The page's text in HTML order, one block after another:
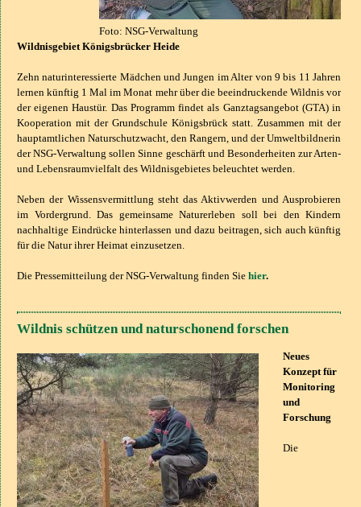
Foto: NSG-Verwaltung
Wildnisgebiet Königsbrücker Heide
Zehn naturinteressierte Mädchen und Jungen im Alter von 9 bis 11 Jahren
lernen künftig 1 Mal im Monat mehr über die beeindruckende Wildnis vor
der eigenen Haustür. Das Programm findet als Ganztagsangebot (GTA) in
Kooperation mit der Grundschule Königsbrück statt. Zusammen mit der
hauptamtlichen Naturschutzwacht, den Rangern, und der Umweltbildnerin
der NSG-Verwaltung sollen Sinne geschärft und Besonderheiten zur Arten-
und Lebensraumvielfalt des Wildnisgebietes beleuchtet werden.
Neben der Wissensvermittlung steht das Aktivwerden und Ausprobieren
im Vordergrund. Das gemeinsame Naturerleben soll bei den Kindern
nachhaltige Eindrücke hinterlassen und dazu beitragen, sich auch künftig
für die Natur ihrer Heimat einzusetzen.
Die Pressemitteilung der NSG-Verwaltung finden Sie hier.
Wildnis schützen und naturschonend forschen
Neues
Konzept für
Monitoring
und
Forschung
Die